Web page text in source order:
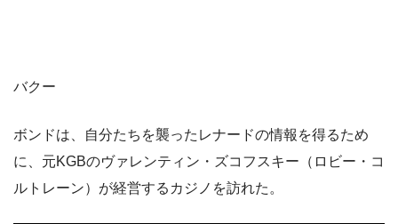
バクー
ボンドは、自分たちを襲ったレナードの情報を得るため
に、元KGBのヴァレンティン・ズコフスキー（ロビー・コ
ルトレーン）が経営するカジノを訪れた。